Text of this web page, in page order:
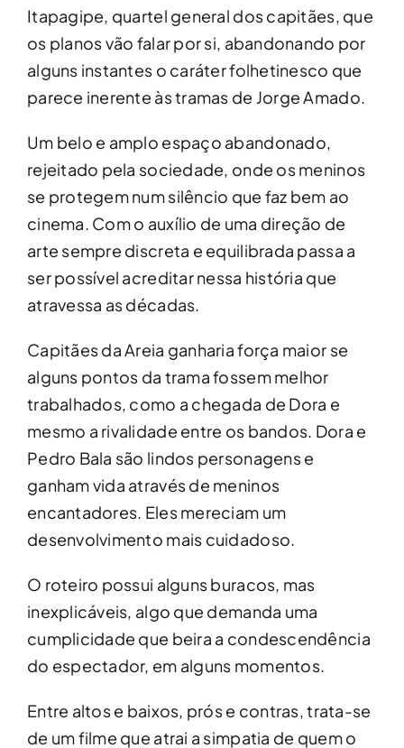
Itapagipe, quartel general dos capitães, que
os planos vão falar por si, abandonando por
alguns instantes o caráter folhetinesco que
parece inerente às tramas de Jorge Amado.
Um belo e amplo espaço abandonado,
rejeitado pela sociedade, onde os meninos
se protegem num silêncio que faz bem ao
cinema. Com o auxílio de uma direção de
arte sempre discreta e equilibrada passa a
ser possível acreditar nessa história que
atravessa as décadas.
Capitães da Areia ganharia força maior se
alguns pontos da trama fossem melhor
trabalhados, como a chegada de Dora e
mesmo a rivalidade entre os bandos. Dora e
Pedro Bala são lindos personagens e
ganham vida através de meninos
encantadores. Eles mereciam um
desenvolvimento mais cuidadoso.
O roteiro possui alguns buracos, mas
inexplicáveis, algo que demanda uma
cumplicidade que beira a condescendência
do espectador, em alguns momentos.
Entre altos e baixos, prós e contras, trata-se
de um filme que atrai a simpatia de quem o